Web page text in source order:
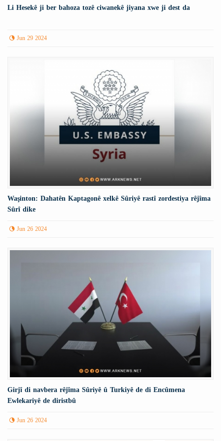
Li Hesekê ji ber bahoza tozê ciwanekê jiyana xwe ji dest da
Jun 29 2024
Waşinton: Dahatên Kaptagonê xelkê Sûriyê rastî zordestiya rêjîma
Sûrî dike
Jun 26 2024
Girjî di navbera rêjîma Sûriyê û Turkiyê de di Encûmena
Ewlekariyê de diristbû
Jun 26 2024